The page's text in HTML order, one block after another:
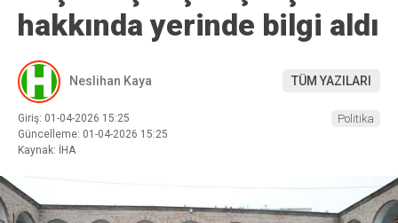
hakkında yerinde bilgi aldı
Neslihan Kaya TÜM YAZILARI
Giriş: 01-04-2026 15:25
Güncelleme: 01-04-2026 15:25
Kaynak: İHA
Politika